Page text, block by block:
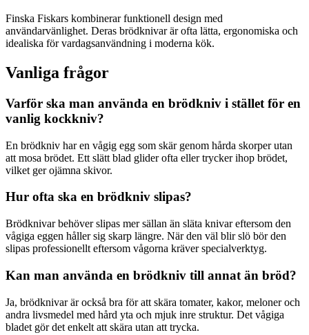
Finska Fiskars kombinerar funktionell design med
användarvänlighet. Deras brödknivar är ofta lätta, ergonomiska och
idealiska för vardagsanvändning i moderna kök.
Vanliga frågor
Varför ska man använda en brödkniv i stället för en
vanlig kockkniv?
En brödkniv har en vågig egg som skär genom hårda skorper utan
att mosa brödet. Ett slätt blad glider ofta eller trycker ihop brödet,
vilket ger ojämna skivor.
Hur ofta ska en brödkniv slipas?
Brödknivar behöver slipas mer sällan än släta knivar eftersom den
vågiga eggen håller sig skarp längre. När den väl blir slö bör den
slipas professionellt eftersom vågorna kräver specialverktyg.
Kan man använda en brödkniv till annat än bröd?
Ja, brödknivar är också bra för att skära tomater, kakor, meloner och
andra livsmedel med hård yta och mjuk inre struktur. Det vågiga
bladet gör det enkelt att skära utan att trycka.